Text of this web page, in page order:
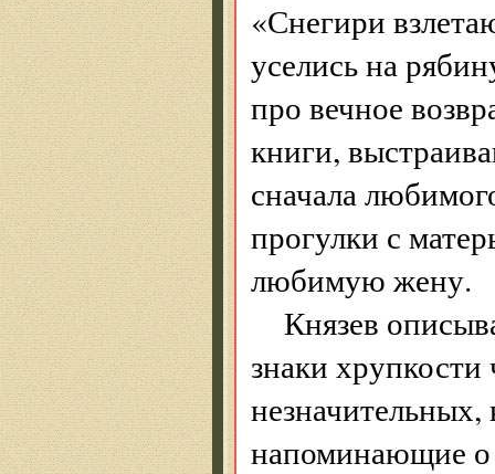
«Снегири
уселись на
про вечное
книги,
сначала
прогулки с
любимую жену.
Князев
знаки
незначительных,
напоминающие о